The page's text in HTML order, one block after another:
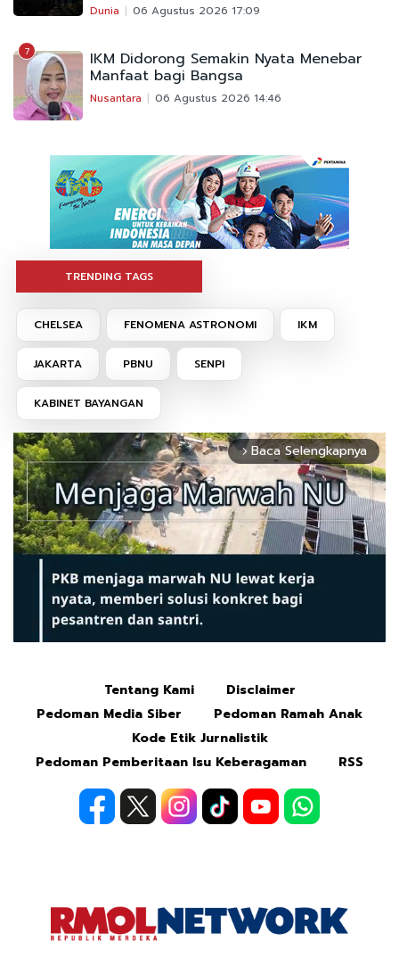
Dunia 06 Agustus 2026 17:09
7 IKM Didorong Semakin Nyata Menebar
Manfaat bagi Bangsa
Nusantara 06 Agustus 2026 14:46
TRENDING TAGS
CHELSEA FENOMENA ASTRONOMI IKM
JAKARTA PBNU SENPI
KABINET BAYANGAN
arrow_forward_ios Baca Selengkapnya
Tentang Kami
Disclaimer
Pedoman Media Siber
Pedoman Ramah Anak
Kode Etik Jurnalistik
Pedoman Pemberitaan Isu Keberagaman
RSS